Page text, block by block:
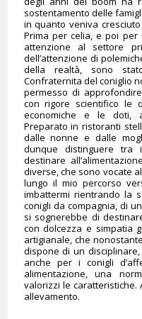
sostentamento delle
in quanto veniva
Prima per celia, e poi per
attenzione al settore
dell’attenzione di
della realtà, sono
Confraternita del coniglio
permesso di
con rigore scientifico le
economiche e le doti,
Preparato in ristoranti
dalle nonne e dalle
dunque distinguere tra
destinare
diverse, che sono vocate
lungo il mio percorso
imbattermi rientrando la
conigli da compagnia, di
si sognerebbe di
con dolcezza e simpatia
artigianale, che
dispone di un
anche per i conigli
alimentazione, una
valorizzi le caratteristiche.
allevamento.